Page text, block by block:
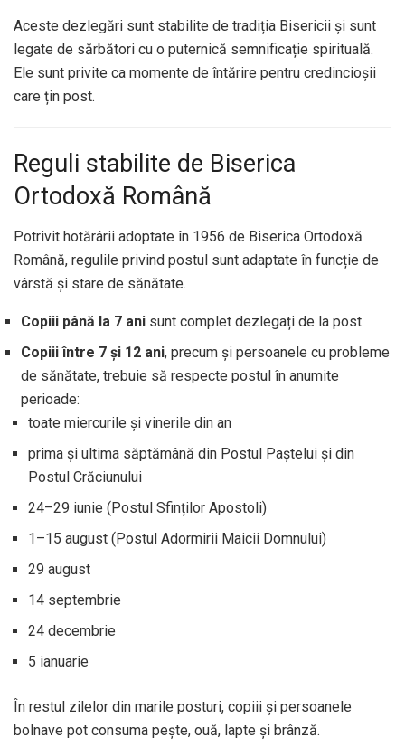
Aceste dezlegări sunt stabilite de tradiția Bisericii și sunt
legate de sărbători cu o puternică semnificație spirituală.
Ele sunt privite ca momente de întărire pentru credincioșii
care țin post.
Reguli stabilite de Biserica
Ortodoxă Română
Potrivit hotărârii adoptate în 1956 de Biserica Ortodoxă
Română, regulile privind postul sunt adaptate în funcție de
vârstă și stare de sănătate.
Copiii până la 7 ani sunt complet dezlegați de la post.
Copiii între 7 și 12 ani, precum și persoanele cu probleme
de sănătate, trebuie să respecte postul în anumite
perioade:
toate miercurile și vinerile din an
prima și ultima săptămână din Postul Paștelui și din
Postul Crăciunului
24–29 iunie (Postul Sfinților Apostoli)
1–15 august (Postul Adormirii Maicii Domnului)
29 august
14 septembrie
24 decembrie
5 ianuarie
În restul zilelor din marile posturi, copiii și persoanele
bolnave pot consuma pește, ouă, lapte și brânză.